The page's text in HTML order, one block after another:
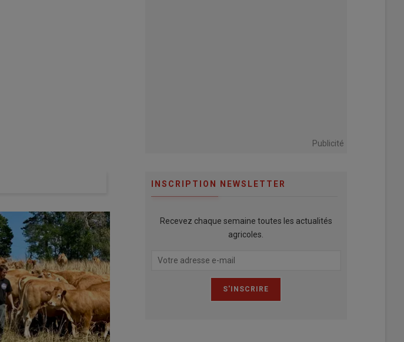
Publicité
INSCRIPTION NEWSLETTER
Recevez chaque semaine toutes les actualités
agricoles.